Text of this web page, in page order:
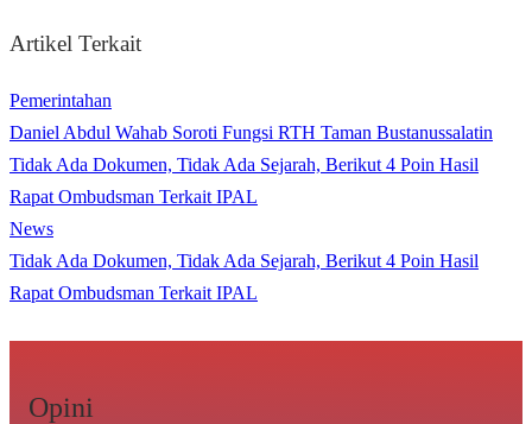
Artikel Terkait
Pemerintahan
Daniel Abdul Wahab Soroti Fungsi RTH Taman Bustanussalatin
Tidak Ada Dokumen, Tidak Ada Sejarah, Berikut 4 Poin Hasil
Rapat Ombudsman Terkait IPAL
News
Tidak Ada Dokumen, Tidak Ada Sejarah, Berikut 4 Poin Hasil
Rapat Ombudsman Terkait IPAL
Opini